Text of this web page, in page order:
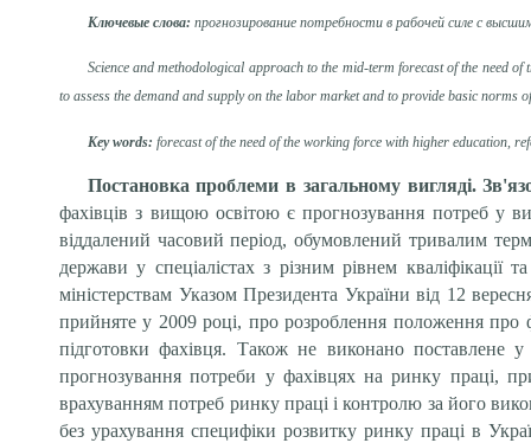
Ключевые слова: прогнозирование потребности в рабочей силе с
Science and methodological approach to the mid-term forecast of the need
to assess the demand and supply on the labor market and to provide basic
Key words: forecast of the need of the working force with higher education,
Постановка проблеми в загальному вигляді.
фахівців з вищою освітою є прогнозування потреб у
віддалений часовий період, обумовлений тривалим
держави у спеціалістах з різним рівнем
міністерствам Указом Президента України від 12
прийняте у 2009 році, про розроблення положення про
підготовки фахівця. Також не виконано поставлене
прогнозування потреби у фахівцях на ринку праці,
врахуванням потреб ринку праці і контролю за його
без урахування специфіки розвитку ринку праці в